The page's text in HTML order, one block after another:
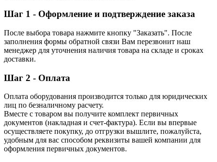
Шаг 1 - Оформление и подтверждение заказа
После выбора товара нажмите кнопку "Заказать". После
заполнения формы обратной связи Вам перезвонит наш
менеджер для уточнения наличия товара на складе и сроках
доставки.
Шаг 2 - Оплата
Оплата оборудования производится только для юридических
лиц по безналичному расчету.
Вместе с товаром вы получите комплект первичных
документов (накладная и счет-фактура). Если вы впервые
осуществляете покупку, до отгрузки вышлите, пожалуйста,
удобным для вас способом реквизиты вашей компании для
оформления первичных документов.